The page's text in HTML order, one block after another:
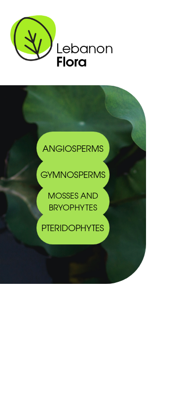
Lebanon
Flora
ANGIOSPERMS
GYMNOSPERMS
MOSSES AND
BRYOPHYTES
PTERIDOPHYTES